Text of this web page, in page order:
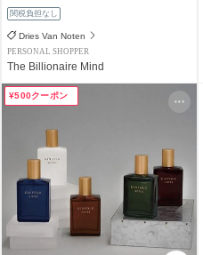
関税負担なし
Dries Van Noten
PERSONAL SHOPPER
The Billionaire Mind
¥500クーポン